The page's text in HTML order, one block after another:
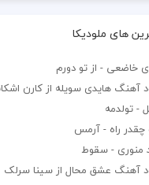
های ملودیکا
خاضعی - از تو دورم
آهنگ هایدی سویله از کارن
- تولدمه
چقدر راه - آرمس
منوری - سقوط
آهنگ عشق محال از سینا سرلک